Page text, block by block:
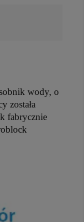
wody, o
została
fabrycznie